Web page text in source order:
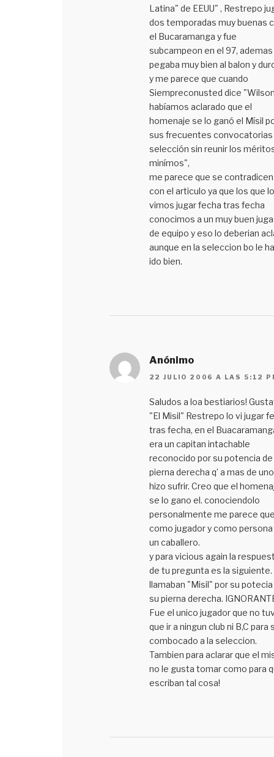
Latina" de EEUU" , Restrepo
dos temporadas muy buenas
el Bucaramanga y fue
subcampeon en el 97, ademas
pegaba muy bien al balon y
y me parece que cuando
Siempreconusted dice
habíamos aclarado que el
homenaje se lo ganó el Mísil
sus frecuentes convocatorias
selección sin reunir los
minímos",
me parece que se contradicen
con el articulo ya que los que
vimos jugar fecha tras fecha
conocimos a un muy buen
de equipo y eso lo deberian
aunque en la seleccion bo le
ido bien.
Anónimo
22 JULIO 2006 A LAS 5:12
Saludos a loa bestiarios!
"El Misil" Restrepo lo vi jugar
tras fecha, en el
era un capitan intachable
reconocido por su potencia de
pierna derecha q’ a mas de uno
hizo sufrir. Creo que el
se lo gano el. conociendolo
personalmente me parece
como jugador y como
un caballero.
y para vicious again la
de tu pregunta es la siguiente.
llamaban "Misil" por su potecia
su pierna derecha.
Fue el unico jugador que no
que ir a ningun club ni B,C para
combocado a la seleccion.
Tambien para aclarar que el
no le gusta tomar como para
escriban tal cosa!